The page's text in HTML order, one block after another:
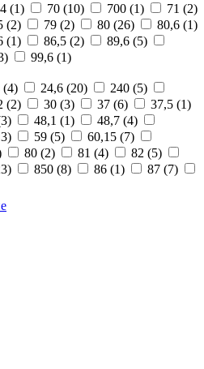
(1) 70 (10) 700 (1) 71 (2)
(2) 79 (2) 80 (26) 80,6 (1)
(1) 86,5 (2) 89,6 (5)
) 99,6 (1)
(4) 24,6 (20) 240 (5)
(2) 30 (3) 37 (6) 37,5 (1)
3) 48,1 (1) 48,7 (4)
) 59 (5) 60,15 (7)
80 (2) 81 (4) 82 (5)
) 850 (8) 86 (1) 87 (7)